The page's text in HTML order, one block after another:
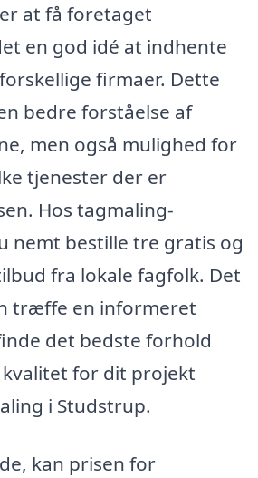
at få foretaget
en god idé at indhente
firmaer. Dette
bedre forståelse af
men også mulighed for
tjenester der er
Hos tagmaling-
nemt bestille tre gratis og
fra lokale fagfolk. Det
træffe en informeret
det bedste forhold
for dit projekt
i Studstrup.
kan prisen for